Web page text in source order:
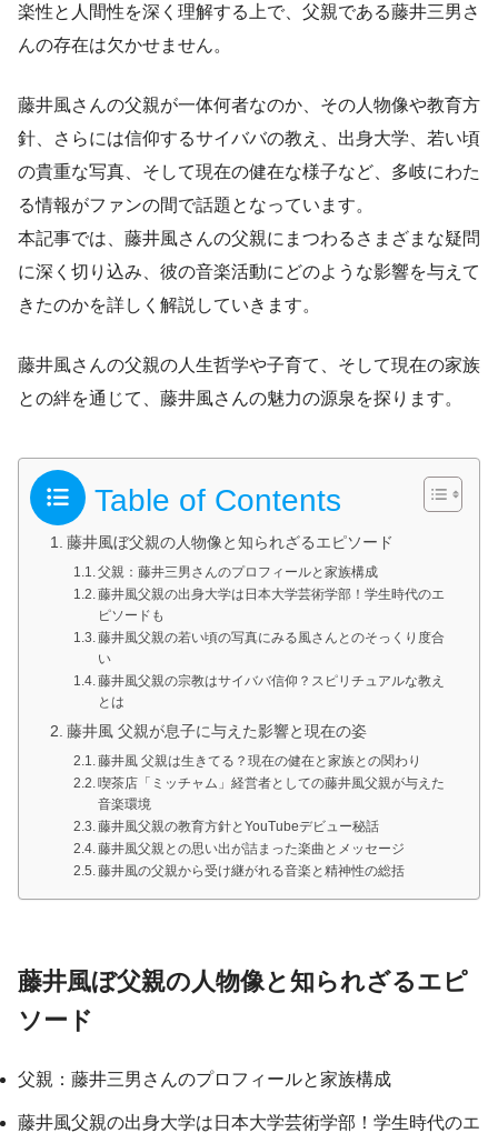
楽性と人間性を深く理解する上で、父親である藤井三男さ
んの存在は欠かせません。
藤井風さんの父親が一体何者なのか、その人物像や教育方
針、さらには信仰するサイババの教え、出身大学、若い頃
の貴重な写真、そして現在の健在な様子など、多岐にわた
る情報がファンの間で話題となっています。
本記事では、藤井風さんの父親にまつわるさまざまな疑問
に深く切り込み、彼の音楽活動にどのような影響を与えて
きたのかを詳しく解説していきます。
藤井風さんの父親の人生哲学や子育て、そして現在の家族
との絆を通じて、藤井風さんの魅力の源泉を探ります。
Table of Contents
藤井風ぼ父親の人物像と知られざるエピソード
父親：藤井三男さんのプロフィールと家族構成
藤井風父親の出身大学は日本大学芸術学部！学生時代のエ
ピソードも
藤井風父親の若い頃の写真にみる風さんとのそっくり度合
い
藤井風父親の宗教はサイババ信仰？スピリチュアルな教え
とは
藤井風 父親が息子に与えた影響と現在の姿
藤井風 父親は生きてる？現在の健在と家族との関わり
喫茶店「ミッチャム」経営者としての藤井風父親が与えた
音楽環境
藤井風父親の教育方針とYouTubeデビュー秘話
藤井風父親との思い出が詰まった楽曲とメッセージ
藤井風の父親から受け継がれる音楽と精神性の総括
藤井風ぼ父親の人物像と知られざるエピ
ソード
父親：藤井三男さんのプロフィールと家族構成
藤井風父親の出身大学は日本大学芸術学部！学生時代のエ